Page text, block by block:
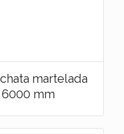
martelada
6000 mm